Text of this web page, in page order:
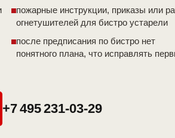
пожарные инструкции, приказы или
огнетушителей для бистро устарели
после предписания по бистро нет
понятного плана, что исправлять
+7 495 231-03-29